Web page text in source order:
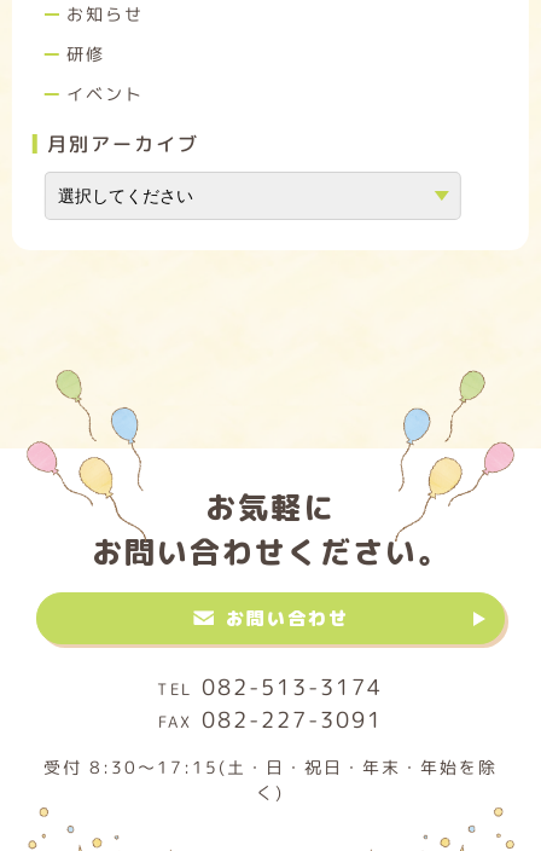
お知らせ
研修
イベント
月別アーカイブ
お気軽に
お問い合わせください。
お問い合わせ
082-513-3174
082-227-3091
受付 8:30～17:15(土・日・祝日・年末・年始を除
く)